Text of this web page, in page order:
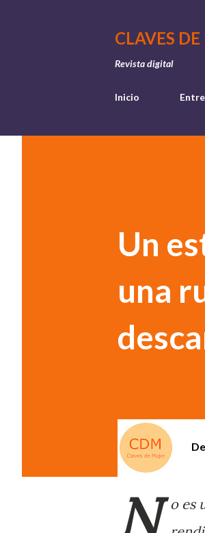
CLAVES
Revista digital
Inicio
Un
una
De
N o es